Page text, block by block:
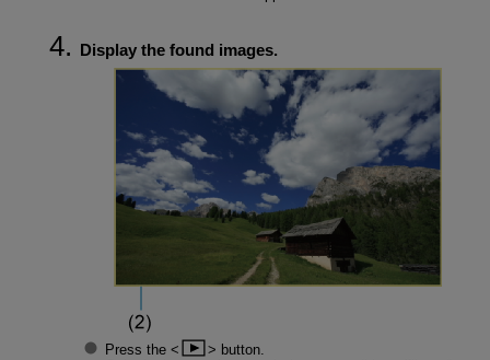
Display the found images.
Press the
button.